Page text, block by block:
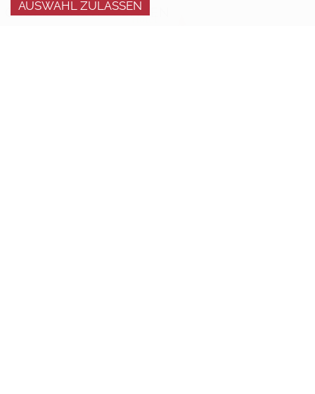
COOKIE EINSTELLUNGEN